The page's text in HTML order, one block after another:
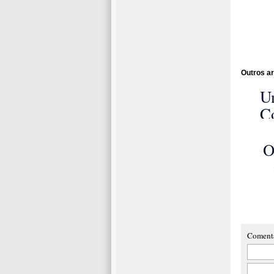
Outros